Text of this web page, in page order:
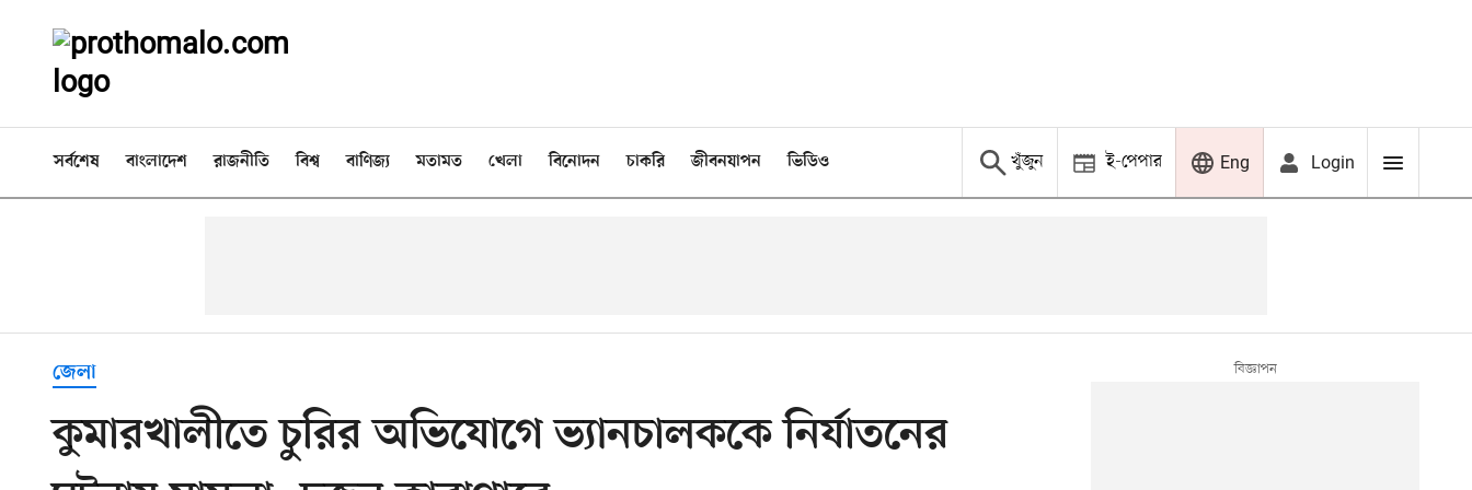
সর্বশেষ বাংলাদেশ রাজনীতি বিশ্ব বাণিজ্য মতামত খেলা বিনোদন চাকরি জীবনযাপন ভিডিও খুঁজুন ই-পেপার Eng Login
জেলা
কুমারখালীতে চুরির অভিযোগে ভ্যানচালককে নির্যাতনের